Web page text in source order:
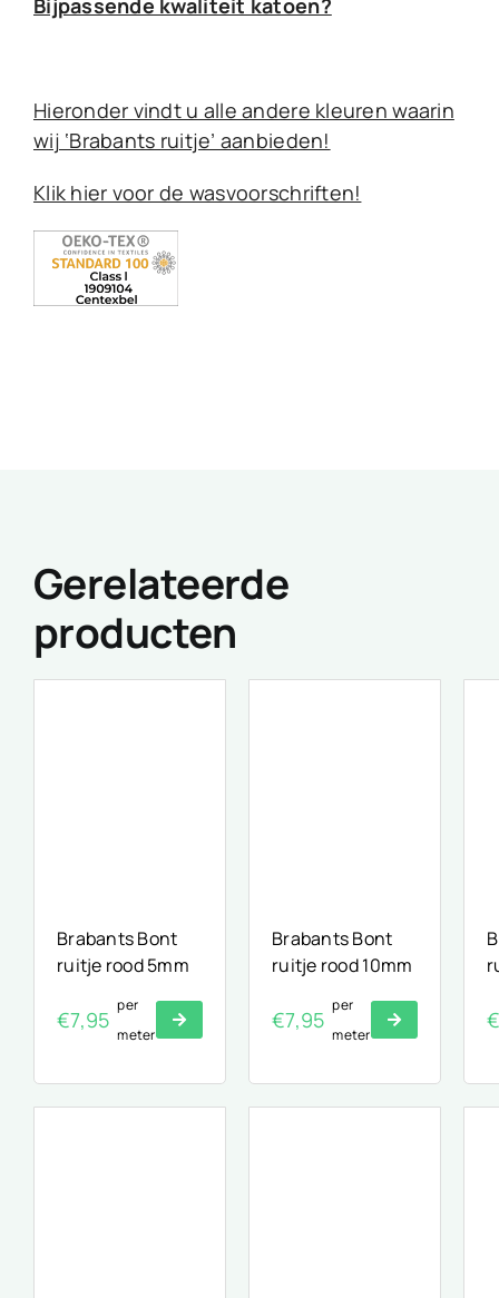
Bijpassende kwaliteit katoen?
Hieronder vindt u alle andere kleuren waarin
wij ‘Brabants ruitje’ aanbieden!
Klik hier voor de wasvoorschriften!
Gerelateerde
producten
Brabants Bont
ruitje rood 5mm
€7,95
per
meter
Brabants Bont
ruitje rood 10mm
€7,95
per
meter